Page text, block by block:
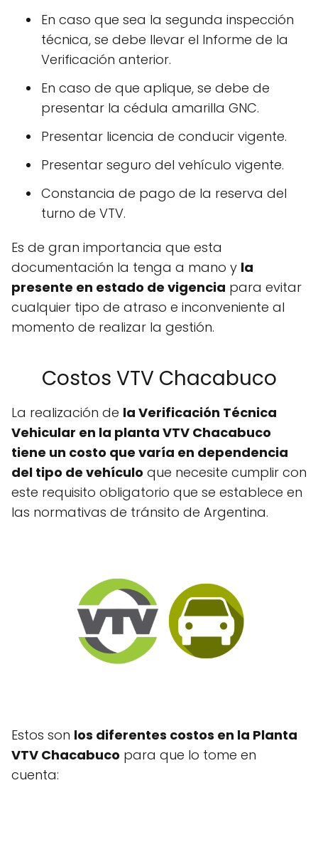
En caso que sea la segunda inspección
técnica, se debe llevar el Informe de la
Verificación anterior.
En caso de que aplique, se debe de
presentar la cédula amarilla GNC.
Presentar licencia de conducir vigente.
Presentar seguro del vehículo vigente.
Constancia de pago de la reserva del
turno de VTV.
Es de gran importancia que esta
documentación la tenga a mano y la
presente en estado de vigencia para evitar
cualquier tipo de atraso e inconveniente al
momento de realizar la gestión.
Costos VTV Chacabuco
La realización de la Verificación Técnica
Vehicular en la planta VTV Chacabuco
tiene un costo que varía en dependencia
del tipo de vehículo que necesite cumplir con
este requisito obligatorio que se establece en
las normativas de tránsito de Argentina.
Estos son los diferentes costos en la Planta
VTV Chacabuco para que lo tome en
cuenta: